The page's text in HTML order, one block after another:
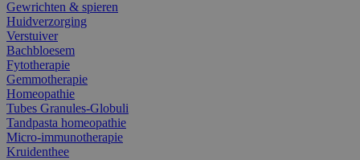
Gewrichten & spieren
Huidverzorging
Verstuiver
Bachbloesem
Fytotherapie
Gemmotherapie
Homeopathie
Tubes Granules-Globuli
Tandpasta homeopathie
Micro-immunotherapie
Kruidenthee